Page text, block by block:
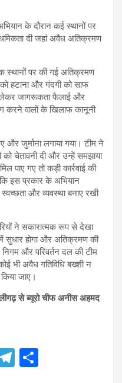
के दौरान कई स्थानों पर
दी जहां अवैध अतिक्रमण
पर की गई अतिक्रमण
हटाना और गंदगी को साफ
लेकर जागरूकता फैलाई और
करने वालों के खिलाफ कानूनी
जुर्माना लगाया गया। टीम ने
को चेतावनी दी और उन्हें समझाया
पाए गए तो कड़ी कार्रवाई की
इस प्रकार के अभियान
और व्यवस्था बनाए रखी
ने सकारात्मक रूप से देखा
होगा और अतिक्रमण की
और परिवर्तन दल की टीम
भी अवैध गतिविधि बख्शी न
जाए।
से ब्यूरो चीफ अनीस अहमद
T